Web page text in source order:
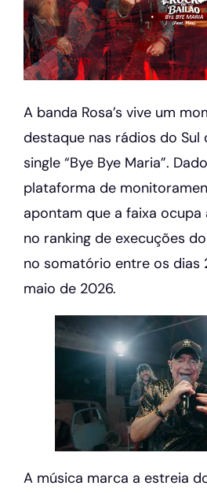
A banda Rosa’s vive um
destaque nas rádios do Sul
single “Bye Bye Maria”.
plataforma de
apontam que a faixa
no ranking de execuções
no somatório entre os dias
maio de 2026.
A música marca a estreia